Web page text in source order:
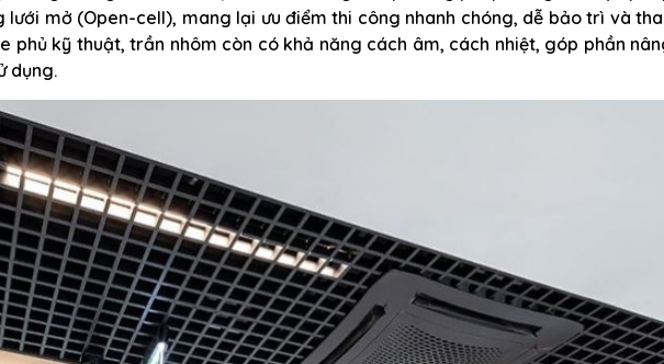
lưới mở (Open-cell), mang lại ưu điểm thi công nhanh chóng, dễ bảo trì và
phủ kỹ thuật, trần nhôm còn có khả năng cách âm, cách nhiệt, góp phần
dụng.